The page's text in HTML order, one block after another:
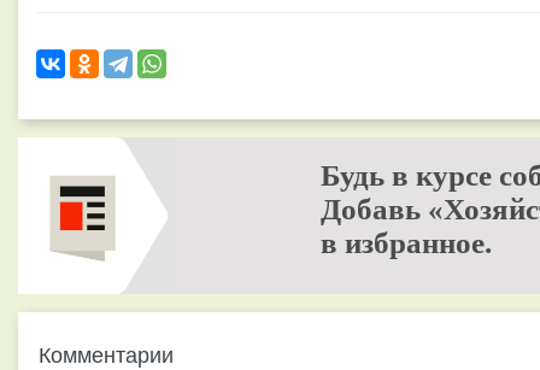
Будь в курсе
Добавь
в избранное.
Комментарии